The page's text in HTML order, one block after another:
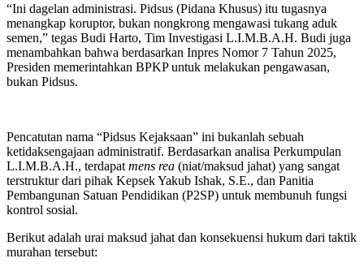
“Ini dagelan administrasi. Pidsus (Pidana Khusus) itu tugasnya
menangkap koruptor, bukan nongkrong mengawasi tukang aduk
semen,” tegas Budi Harto, Tim Investigasi L.I.M.B.A.H. Budi juga
menambahkan bahwa berdasarkan Inpres Nomor 7 Tahun 2025,
Presiden memerintahkan BPKP untuk melakukan pengawasan,
bukan Pidsus.
Pencatutan nama “Pidsus Kejaksaan” ini bukanlah sebuah
ketidaksengajaan administratif. Berdasarkan analisa Perkumpulan
L.I.M.B.A.H., terdapat mens rea (niat/maksud jahat) yang sangat
terstruktur dari pihak Kepsek Yakub Ishak, S.E., dan Panitia
Pembangunan Satuan Pendidikan (P2SP) untuk membunuh fungsi
kontrol sosial.
Berikut adalah urai maksud jahat dan konsekuensi hukum dari taktik
murahan tersebut: